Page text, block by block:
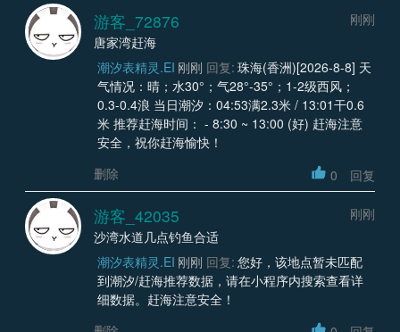
游客_72876
刚刚
唐家湾赶海
潮汐表精灵.EI 刚刚 回复: 珠海(香洲)[2026-8-8] 天
气情况：晴；水30°；气28°-35°；1-2级西风；
0.3-0.4浪 当日潮汐：04:53满2.3米 / 13:01干0.6
米 推荐赶海时间： - 8:30 ~ 13:00 (好) 赶海注意
安全，祝你赶海愉快！
删除
0 回复
游客_42035
刚刚
沙湾水道几点钓鱼合适
潮汐表精灵.EI 刚刚 回复: 您好，该地点暂未匹配
到潮汐/赶海推荐数据，请在小程序内搜索查看详
细数据。赶海注意安全！